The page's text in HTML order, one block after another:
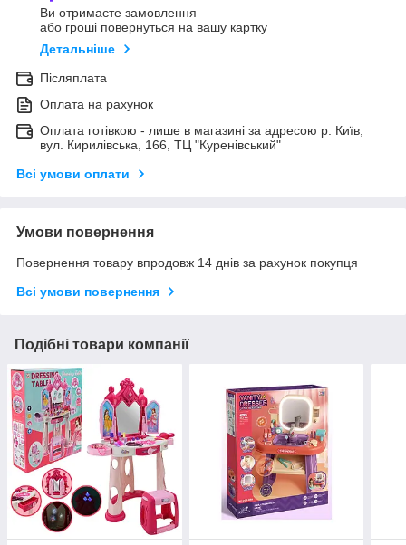
Ви отримаєте замовлення
або гроші повернуться на вашу картку
Детальніше
Післяплата
Оплата на рахунок
Оплата готівкою - лише в магазині за адресою р. Київ,
вул. Кирилівська, 166, ТЦ "Куренівський"
Всі умови оплати
Умови повернення
Повернення товару впродовж 14 днів за рахунок покупця
Всі умови повернення
Подібні товари компанії